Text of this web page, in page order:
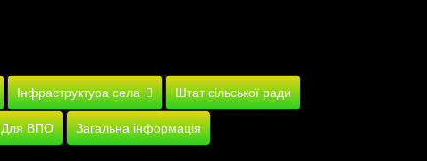
Інфраструктура села Штат сільської ради
Для ВПО Загальна інформація